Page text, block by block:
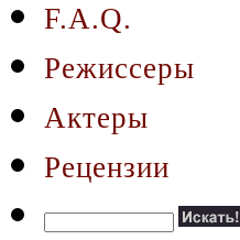
F.A.Q.
Режиссеры
Актеры
Рецензии